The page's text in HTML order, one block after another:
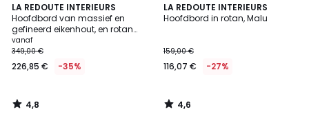
LA REDOUTE INTERIEURS
Hoofdbord van massief en
gefineerd eikenhout, en rotan
vlechtwerk, MADARA
vanaf
349,00 €
226,85 € -35%
4,8
/ 5
4,8
/
LA REDOUTE INTERIEURS
Hoofdbord in rotan, Malu
159,00 €
116,07 € -27%
4,6
/ 5
4,6
/